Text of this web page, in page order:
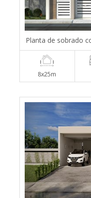
Planta de sobrado
8x25m